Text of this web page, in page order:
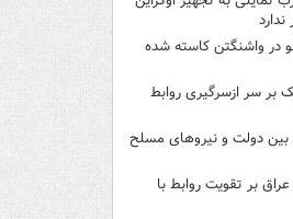
در واشنگتن کاسته شده
بر سر ازسرگیری روابط
دولت و نیروهای مسلح
بر تقویت روابط با